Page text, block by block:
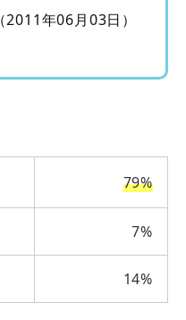
（2011年06月03日）
79%
7%
14%